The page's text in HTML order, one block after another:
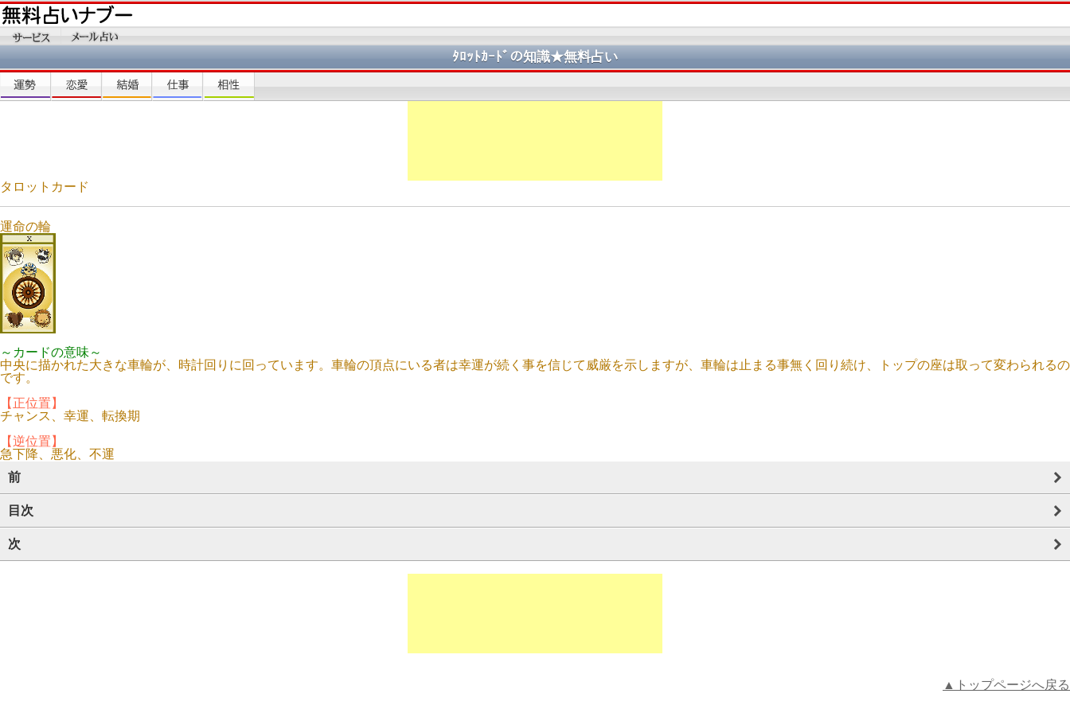
ﾀﾛｯﾄｶｰﾄﾞの知識★無料占い
タロットカード
運命の輪
～カードの意味～
中央に描かれた大きな車輪が、時計回りに回っています。車輪の頂点にいる者は幸運が続く事を信じて威厳を示しますが、車輪は止まる事無く回り続け、トップの座は取って変わられるの
です。
【正位置】
チャンス、幸運、転換期
【逆位置】
急下降、悪化、不運
前
目次
次
▲トップページへ戻る